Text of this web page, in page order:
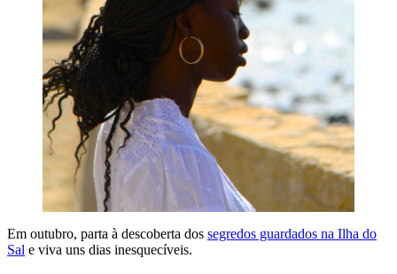
Em outubro, parta à descoberta dos segredos guardados na Ilha do
Sal e viva uns dias inesquecíveis.